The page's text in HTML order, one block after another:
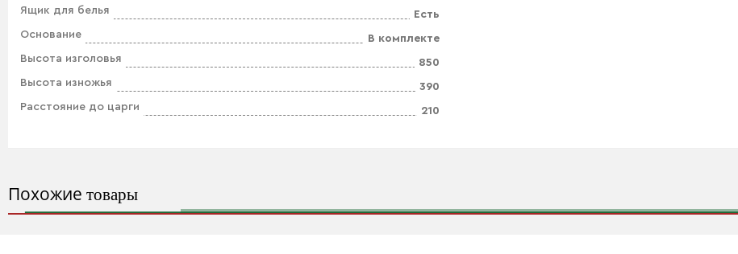
Ящик для белья
Есть
Основание
В комплекте
Высота изголовья
850
Высота изножья
390
Расстояние до царги
210
Похожие товары